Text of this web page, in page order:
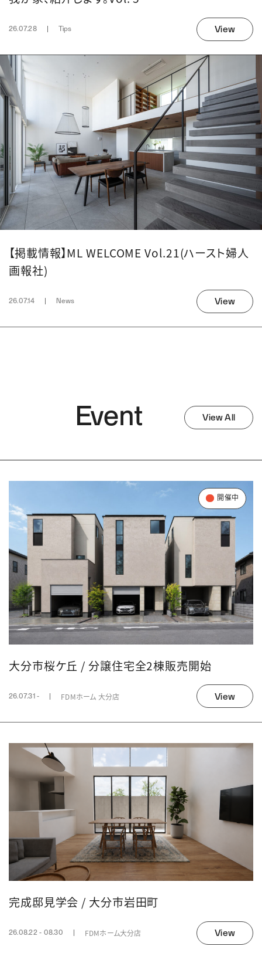
26.07.28 Tips View
【掲載情報】ML WELCOME Vol.21(ハースト婦人
画報社)
26.07.14 News View
Event View All
開催中
大分市桜ケ丘 / 分譲住宅全2棟販売開始
26.07.31 - FDMホーム 大分店 View
完成邸見学会 / 大分市岩田町
26.08.22 - 08.30 FDMホーム大分店 View